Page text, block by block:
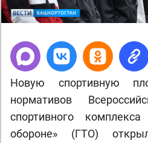
Новую спортивную
нормативов
спортивного
обороне» (ГТО)